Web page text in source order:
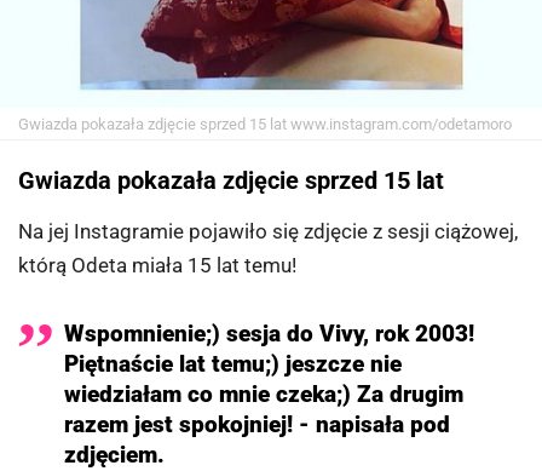
Gwiazda pokazała zdjęcie sprzed 15 lat www.instagram.com/odetamoro
Gwiazda pokazała zdjęcie sprzed 15 lat
Na jej Instagramie pojawiło się zdjęcie z sesji ciążowej,
którą Odeta miała 15 lat temu!
Wspomnienie;) sesja do Vivy, rok 2003!
Piętnaście lat temu;) jeszcze nie
wiedziałam co mnie czeka;) Za drugim
razem jest spokojniej! - napisała pod
zdjęciem.